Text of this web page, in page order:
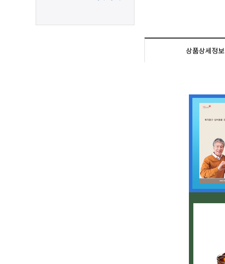
상품상세정보